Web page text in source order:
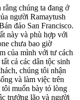
chúng ta đang ở
người Ramaytush
đảo San Francisco.
này và phù hợp với
chưa bao giờ
của mình với tư cách
cả các dân tộc sinh
chúng tôi nhận
và làm việc trên
muốn bày tỏ lòng
trưởng lão và người